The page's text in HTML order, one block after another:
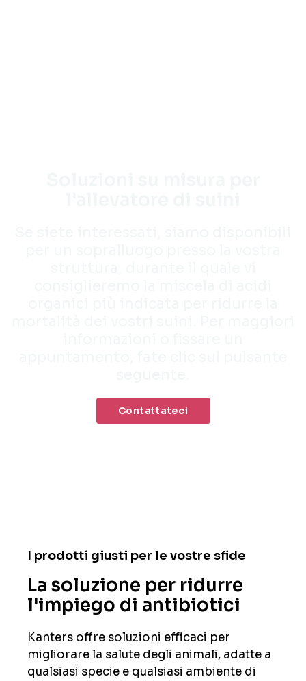
Contattateci
I prodotti giusti per le vostre sfide
La soluzione per ridurre
l'impiego di antibiotici
Kanters offre soluzioni efficaci per
migliorare la salute degli animali, adatte a
qualsiasi specie e qualsiasi ambiente di